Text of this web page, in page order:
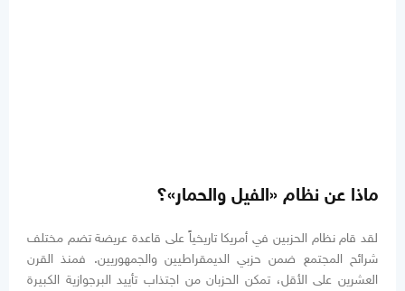
ماذا عن نظام «الفيل والحمار»؟
لقد قام نظام الحزبين في أمريكا تاريخياً على قاعدة عريضة تضم مختلف
شرائح المجتمع ضمن حزبي الديمقراطيين والجمهوريين. فمنذ القرن
العشرين على الأقل، تمكن الحزبان من اجتذاب تأييد البرجوازية الكبيرة